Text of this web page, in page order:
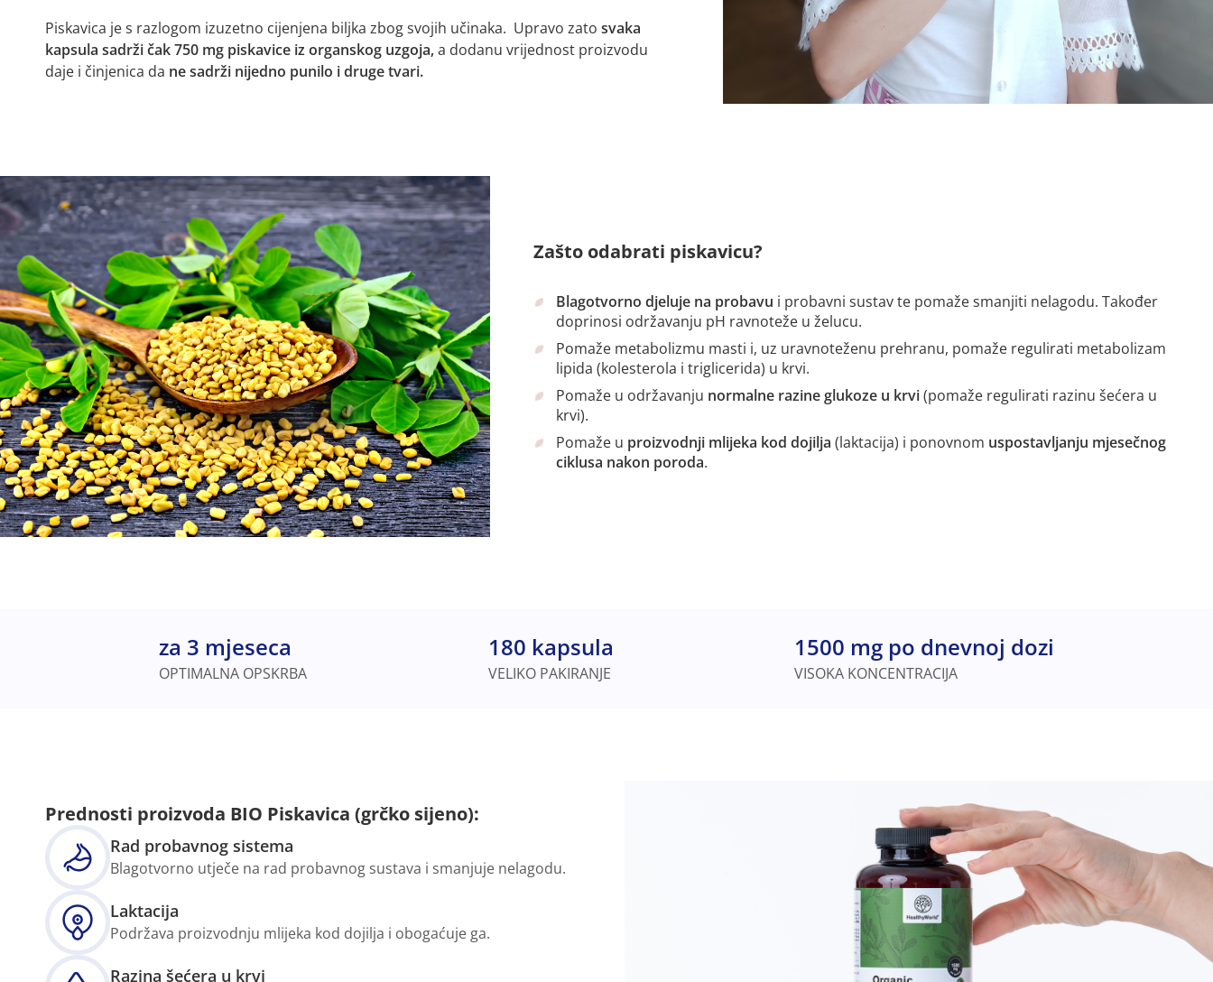
Piskavica je s razlogom izuzetno cijenjena biljka zbog svojih učinaka. Upravo zato svaka
kapsula sadrži čak 750 mg piskavice iz organskog uzgoja,a dodanu vrijednost proizvodu
daje i činjenica da ne sadrži nijedno punilo i druge tvari.
Zašto odabrati piskavicu?
Blagotvorno djeluje na probavu i probavni sustav te pomaže smanjiti nelagodu. Također
doprinosi održavanju pH ravnoteže u želucu.
Pomaže metabolizmu masti i, uz uravnoteženu prehranu, pomaže regulirati metabolizam
lipida (kolesterola i triglicerida) u krvi.
Pomaže u održavanju normalne razine glukoze u krvi(pomaže regulirati razinu šećera u
krvi).
Pomaže u proizvodnji mlijeka kod dojilja (laktacija) i ponovnom uspostavljanju mjesečnog
ciklusa nakon poroda.
za 3 mjeseca
OPTIMALNA OPSKRBA
180 kapsula
VELIKO PAKIRANJE
1500 mg po dnevnoj dozi
VISOKA KONCENTRACIJA
Prednosti proizvoda BIO Piskavica (grčko sijeno):
Rad probavnog sistema
Blagotvorno utječe na rad probavnog sustava i smanjuje nelagodu.
Laktacija
Podržava proizvodnju mlijeka kod dojilja i obogaćuje ga.
Razina šećera u krvi